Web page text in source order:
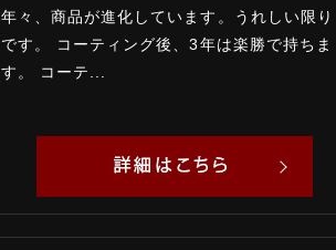
年々、商品が進化しています。うれしい限り
です。 コーティング後、3年は楽勝で持ちま
す。 コーテ...